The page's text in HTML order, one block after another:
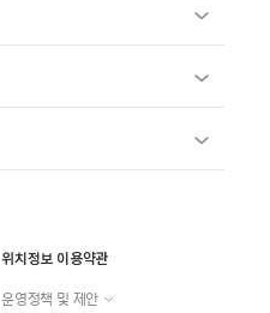
위치정보 이용약관
운영정책 및 제안